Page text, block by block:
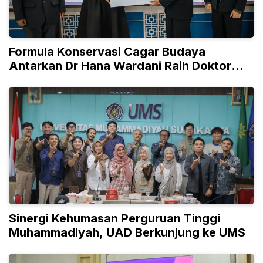
Formula Konservasi Cagar Budaya
Antarkan Dr Hana Wardani Raih Doktor
Sinergi Kehumasan Perguruan Tinggi
Muhammadiyah, UAD Berkunjung ke UMS